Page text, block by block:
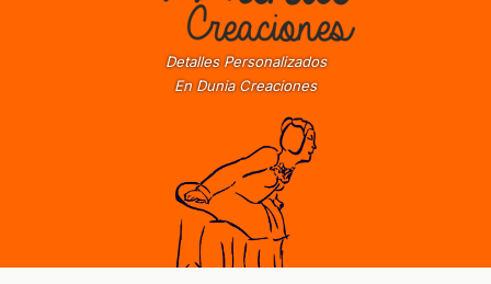
Detalles Personalizados
En Dunia Creaciones